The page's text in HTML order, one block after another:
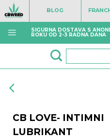
Skip
to
content
BLOG
SIGURNA DOSTAVA S
ROKU OD 2-3 RADNA DANA
CB LOVE- INTIMNI
LUBRIKANT